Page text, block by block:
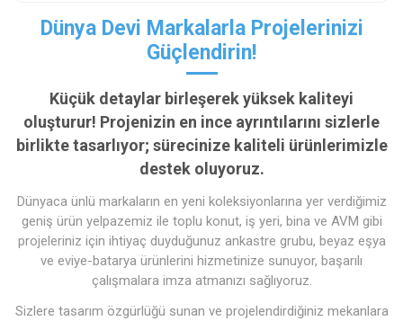
Dünya Devi Markalarla Projelerinizi
Güçlendirin!
Küçük detaylar birleşerek yüksek kaliteyi
oluşturur! Projenizin en ince ayrıntılarını sizlerle
birlikte tasarlıyor; sürecinize kaliteli ürünlerimizle
destek oluyoruz.
Dünyaca ünlü markaların en yeni koleksiyonlarına yer verdiğimiz
geniş ürün yelpazemiz ile toplu konut, iş yeri, bina ve AVM gibi
projeleriniz için ihtiyaç duyduğunuz ankastre grubu, beyaz eşya
ve eviye-batarya ürünlerini hizmetinize sunuyor, başarılı
çalışmalara imza atmanızı sağlıyoruz.
Sizlere tasarım özgürlüğü sunan ve projelendirdiğiniz mekanlara